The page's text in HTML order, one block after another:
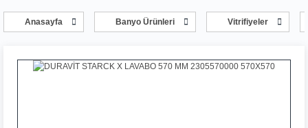
Anasayfa Banyo Ürünleri Vitrifiyeler